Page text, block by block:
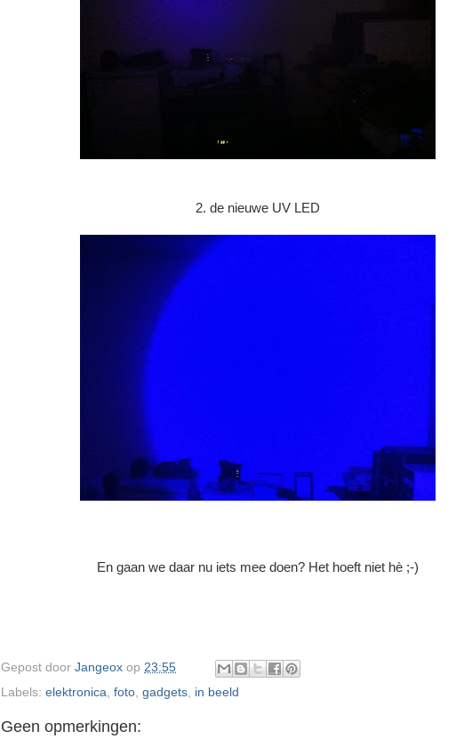
2. de nieuwe UV LED
En gaan we daar nu iets mee doen? Het hoeft niet hè ;-)
Gepost door Jangeox op 23:55
Labels: elektronica foto gadgets in beeld
Geen opmerkingen: